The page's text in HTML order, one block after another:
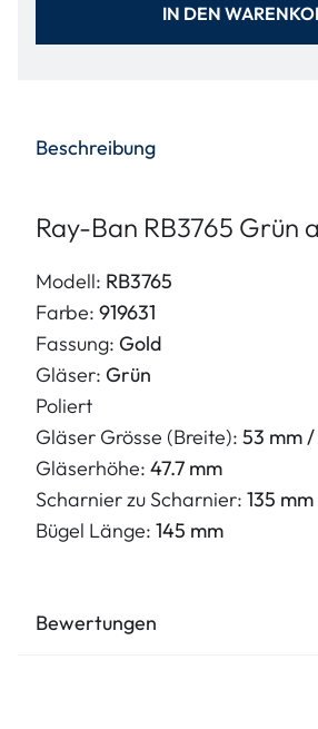
IN DEN
Beschreibung
Ray-Ban RB3765 Grün
Modell: RB3765
Farbe: 919631
Fassung: Gold
Gläser: Grün
Poliert
Gläser Grösse (Breite): 53 mm /
Gläserhöhe: 47.7 mm
Scharnier zu Scharnier: 135 mm
Bügel Länge: 145 mm
Bewertungen